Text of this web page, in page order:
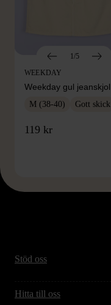
1/5
WEEKDAY
Weekday gul jeanskjol
M (38-40) Gott skick
119 kr
Stöd oss
Hitta till oss